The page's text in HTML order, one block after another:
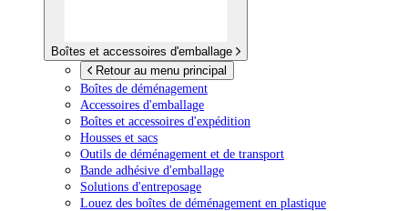
Boîtes et accessoires d'emballage
Retour au menu principal
Boîtes de déménagement
Accessoires d'emballage
Boîtes et accessoires d'expédition
Housses et sacs
Outils de déménagement et de transport
Bande adhésive d'emballage
Solutions d'entreposage
Louez des boîtes de déménagement en plastique